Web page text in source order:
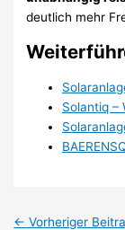
deutlich mehr
Solantiq –
← Vorheriger